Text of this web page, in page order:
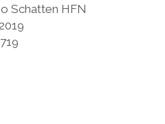
Schatten HFN